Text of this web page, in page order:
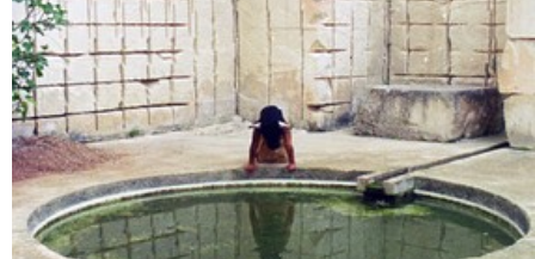
TIPPS
06.08.2026
arte-Mediathek: »Die Welt braucht mehr
Zauberer«